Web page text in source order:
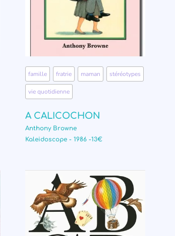
famille fratrie maman stéréotypes
vie quotidienne
A CALICOCHON
Anthony Browne
Kaleidoscope - 1986 -13€